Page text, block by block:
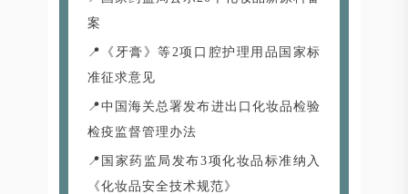
案
📍《牙膏》等2项口腔护理用品国家标
准征求意见
📍中国海关总署发布进出口化妆品检验
检疫监督管理办法
📍国家药监局发布3项化妆品标准纳入
《化妆品安全技术规范》